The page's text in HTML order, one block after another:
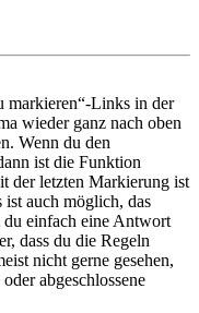
markieren“-Links in der
wieder ganz nach oben
Wenn du den
ist die Funktion
der letzten Markierung ist
auch möglich, das
du einfach eine Antwort
dass du die Regeln
nicht gerne gesehen,
abgeschlossene